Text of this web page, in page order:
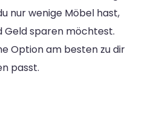
nur wenige Möbel hast,
Geld sparen möchtest.
Option am besten zu dir
passt.